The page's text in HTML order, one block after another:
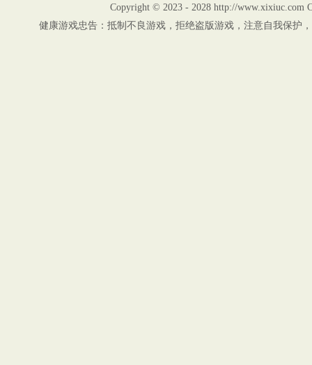
Copyright © 2023 - 2028 http://www.xixiuc.com
健康游戏忠告：抵制不良游戏，拒绝盗版游戏，注意自我保护